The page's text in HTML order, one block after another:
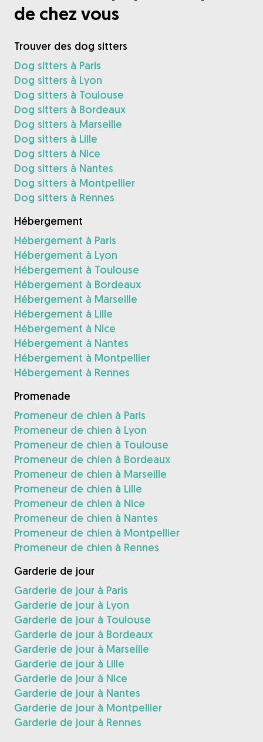
de chez vous
Trouver des dog sitters
Dog sitters à Paris
Dog sitters à Lyon
Dog sitters à Toulouse
Dog sitters à Bordeaux
Dog sitters à Marseille
Dog sitters à Lille
Dog sitters à Nice
Dog sitters à Nantes
Dog sitters à Montpellier
Dog sitters à Rennes
Hébergement
Hébergement à Paris
Hébergement à Lyon
Hébergement à Toulouse
Hébergement à Bordeaux
Hébergement à Marseille
Hébergement à Lille
Hébergement à Nice
Hébergement à Nantes
Hébergement à Montpellier
Hébergement à Rennes
Promenade
Promeneur de chien à Paris
Promeneur de chien à Lyon
Promeneur de chien à Toulouse
Promeneur de chien à Bordeaux
Promeneur de chien à Marseille
Promeneur de chien à Lille
Promeneur de chien à Nice
Promeneur de chien à Nantes
Promeneur de chien à Montpellier
Promeneur de chien à Rennes
Garderie de jour
Garderie de jour à Paris
Garderie de jour à Lyon
Garderie de jour à Toulouse
Garderie de jour à Bordeaux
Garderie de jour à Marseille
Garderie de jour à Lille
Garderie de jour à Nice
Garderie de jour à Nantes
Garderie de jour à Montpellier
Garderie de jour à Rennes